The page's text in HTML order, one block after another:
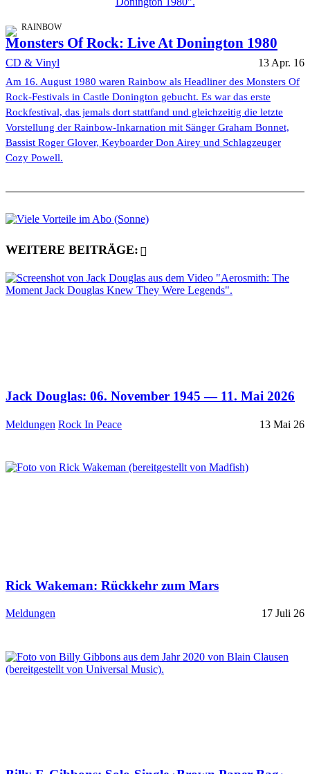
RAINBOW
Monsters Of Rock: Live At Donington 1980
CD & Vinyl 13 Apr. 16
Am 16. August 1980 waren Rainbow als Headliner des Monsters Of
Rock-Festivals in Castle Donington gebucht. Es war das erste
Rockfestival, das jemals dort stattfand und gleichzeitig die letzte
Vorstellung der Rainbow-Inkarnation mit Sänger Graham Bonnet,
Bassist Roger Glover, Keyboarder Don Airey und Schlagzeuger
Cozy Powell.
WEITERE BEITRÄGE:
Jack Douglas: 06. November 1945 — 11. Mai 2026
Meldungen Rock In Peace 13 Mai 26
Rick Wakeman: Rückkehr zum Mars
Meldungen 17 Juli 26